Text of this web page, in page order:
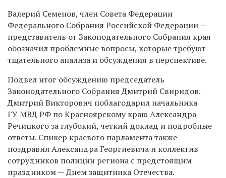
Валерий Семенов, член Совета Федерации
Федерального Собрания Российской Федерации —
представитель от Законодательного Собрания края
обозначил проблемные вопросы, которые требуют
тщательного анализа и обсуждения в перспективе.
Подвел итог обсуждению председатель
Законодательного Собрания Дмитрий Свиридов.
Дмитрий Викторович поблагодарил начальника
ГУ МВД РФ по Красноярскому краю Александра
Речицкого за глубокий, четкий доклад и подробные
ответы. Спикер краевого парламента также
поздравил Александра Георгиевича и коллектив
сотрудников полиции региона с предстоящим
праздником — Днем защитника Отечества.